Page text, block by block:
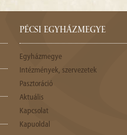
PÉCSI EGYHÁZMEGYE
Egyházmegye
Intézmények, szervezetek
Pasztoráció
Aktuális
Kapcsolat
Kapuoldal